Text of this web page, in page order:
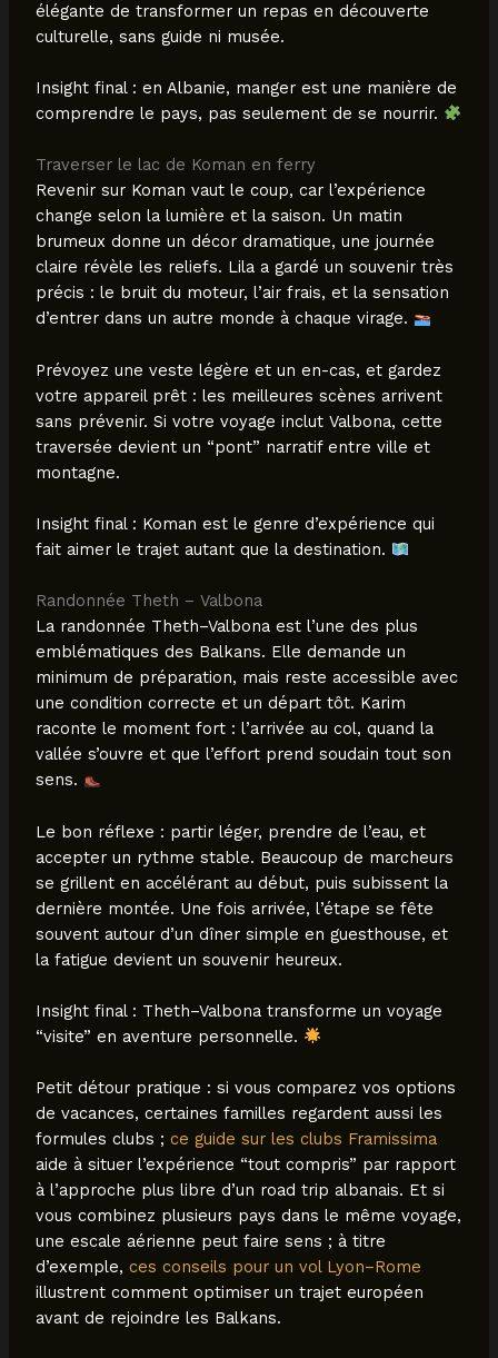
élégante de transformer un repas en découverte
culturelle, sans guide ni musée.
Insight final : en Albanie, manger est une manière de
comprendre le pays, pas seulement de se nourrir.
Traverser le lac de Koman en ferry
Revenir sur Koman vaut le coup, car l’expérience
change selon la lumière et la saison. Un matin
brumeux donne un décor dramatique, une journée
claire révèle les reliefs. Lila a gardé un souvenir très
précis : le bruit du moteur, l’air frais, et la sensation
d’entrer dans un autre monde à chaque virage.
Prévoyez une veste légère et un en-cas, et gardez
votre appareil prêt : les meilleures scènes arrivent
sans prévenir. Si votre voyage inclut Valbona, cette
traversée devient un “pont” narratif entre ville et
montagne.
Insight final : Koman est le genre d’expérience qui
fait aimer le trajet autant que la destination.
Randonnée Theth – Valbona
La randonnée Theth–Valbona est l’une des plus
emblématiques des Balkans. Elle demande un
minimum de préparation, mais reste accessible avec
une condition correcte et un départ tôt. Karim
raconte le moment fort : l’arrivée au col, quand la
vallée s’ouvre et que l’effort prend soudain tout son
sens.
Le bon réflexe : partir léger, prendre de l’eau, et
accepter un rythme stable. Beaucoup de marcheurs
se grillent en accélérant au début, puis subissent la
dernière montée. Une fois arrivée, l’étape se fête
souvent autour d’un dîner simple en guesthouse, et
la fatigue devient un souvenir heureux.
Insight final : Theth–Valbona transforme un voyage
“visite” en aventure personnelle.
Petit détour pratique : si vous comparez vos options
de vacances, certaines familles regardent aussi les
formules clubs ; ce guide sur les clubs Framissima
aide à situer l’expérience “tout compris” par rapport
à l’approche plus libre d’un road trip albanais. Et si
vous combinez plusieurs pays dans le même voyage,
une escale aérienne peut faire sens ; à titre
d’exemple, ces conseils pour un vol Lyon–Rome
illustrent comment optimiser un trajet européen
avant de rejoindre les Balkans.